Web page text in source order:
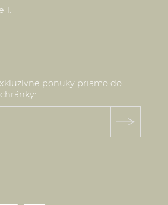
1.
ponuky priamo do